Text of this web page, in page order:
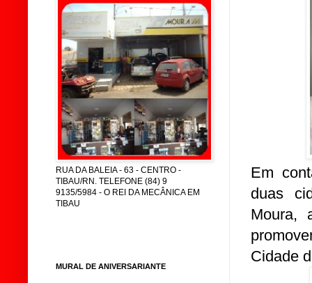
Em
duas
Moura,
Cidade
RUA DA BALEIA - 63 - CENTRO -
TIBAU/RN. TELEFONE (84) 9
9135/5984 - O REI DA MECÂNICA EM
TIBAU
MURAL DE ANIVERSARIANTE